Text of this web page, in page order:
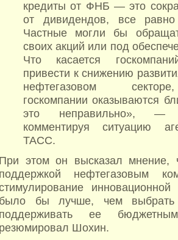
кредиты от ФНБ — это
от дивидендов, все
Частные могли бы
своих акций или под
Что касается
привести к снижению
нефтегазовом
госкомпании оказываются
это неправильно», —
комментируя ситуацию
ТАСС.
При этом он высказал мнение,
поддержкой нефтегазовым
было бы лучше, чем
поддерживать ее
резюмировал Шохин.